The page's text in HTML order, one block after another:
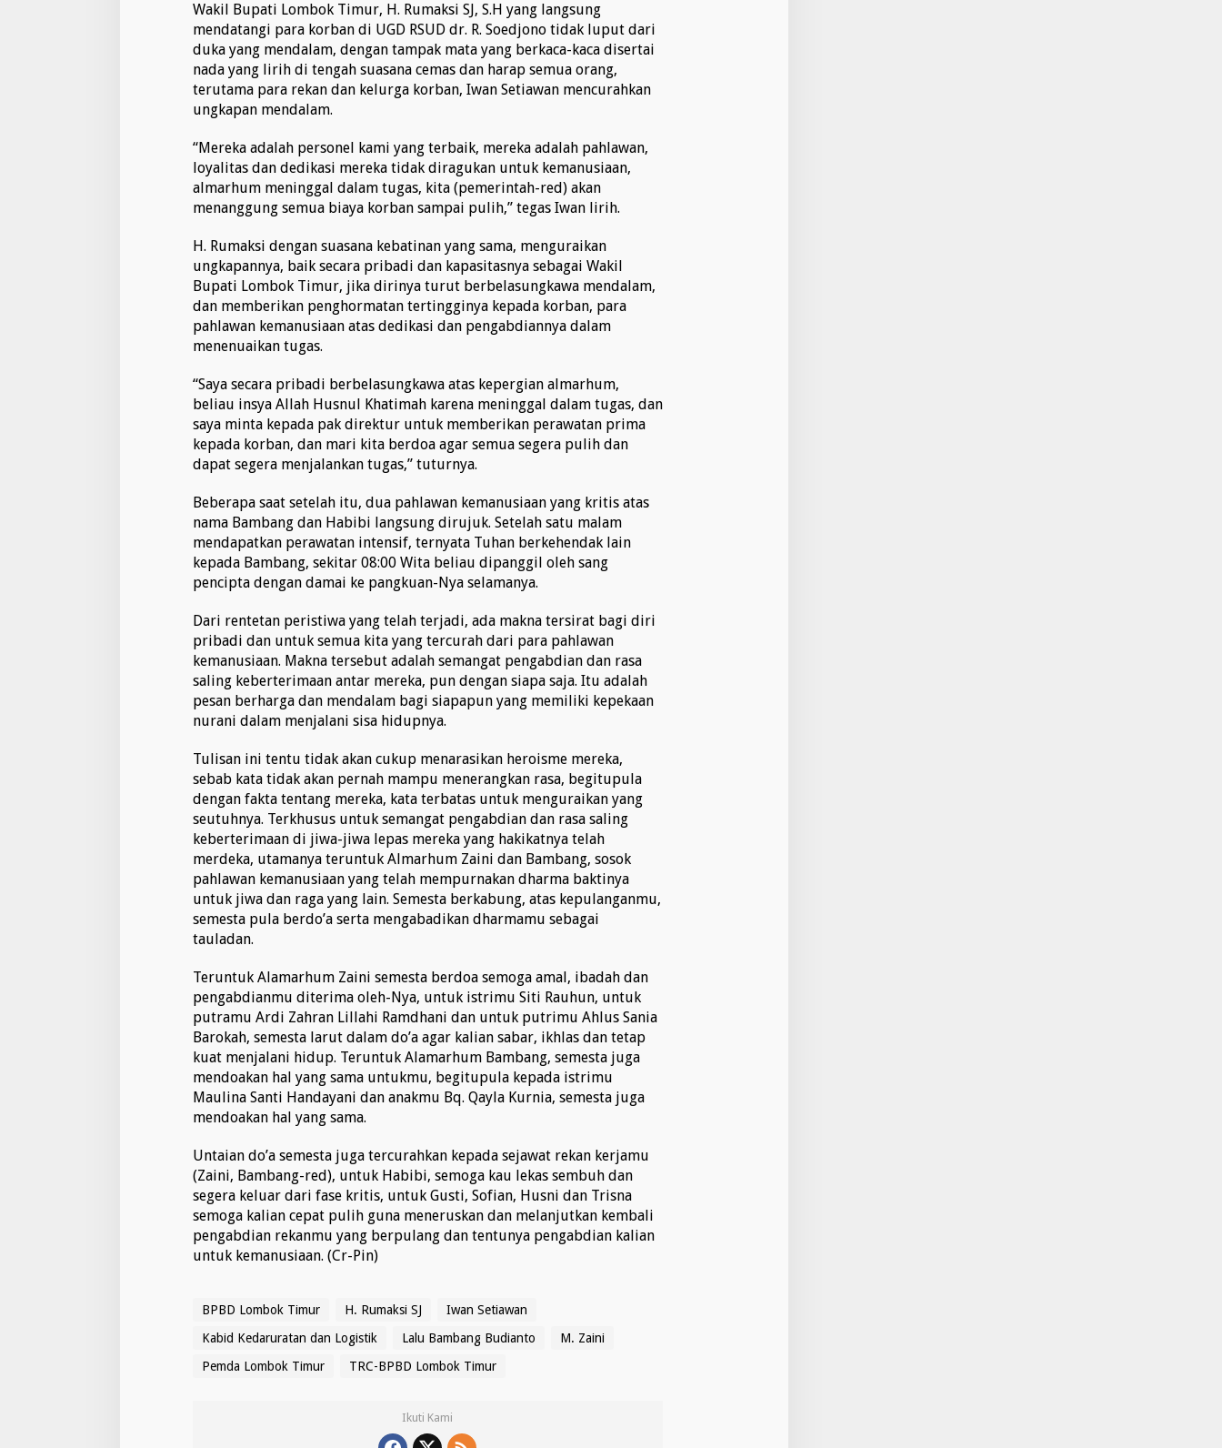
Wakil Bupati Lombok Timur, H. Rumaksi SJ, S.H yang langsung
mendatangi para korban di UGD RSUD dr. R. Soedjono tidak luput dari
duka yang mendalam, dengan tampak mata yang berkaca-kaca disertai
nada yang lirih di tengah suasana cemas dan harap semua orang,
terutama para rekan dan kelurga korban, Iwan Setiawan mencurahkan
ungkapan mendalam.
“Mereka adalah personel kami yang terbaik, mereka adalah pahlawan,
loyalitas dan dedikasi mereka tidak diragukan untuk kemanusiaan,
almarhum meninggal dalam tugas, kita (pemerintah-red) akan
menanggung semua biaya korban sampai pulih,” tegas Iwan lirih.
H. Rumaksi dengan suasana kebatinan yang sama, menguraikan
ungkapannya, baik secara pribadi dan kapasitasnya sebagai Wakil
Bupati Lombok Timur, jika dirinya turut berbelasungkawa mendalam,
dan memberikan penghormatan tertingginya kepada korban, para
pahlawan kemanusiaan atas dedikasi dan pengabdiannya dalam
menenuaikan tugas.
“Saya secara pribadi berbelasungkawa atas kepergian almarhum,
beliau insya Allah Husnul Khatimah karena meninggal dalam tugas, dan
saya minta kepada pak direktur untuk memberikan perawatan prima
kepada korban, dan mari kita berdoa agar semua segera pulih dan
dapat segera menjalankan tugas,” tuturnya.
Beberapa saat setelah itu, dua pahlawan kemanusiaan yang kritis atas
nama Bambang dan Habibi langsung dirujuk. Setelah satu malam
mendapatkan perawatan intensif, ternyata Tuhan berkehendak lain
kepada Bambang, sekitar 08:00 Wita beliau dipanggil oleh sang
pencipta dengan damai ke pangkuan-Nya selamanya.
Dari rentetan peristiwa yang telah terjadi, ada makna tersirat bagi diri
pribadi dan untuk semua kita yang tercurah dari para pahlawan
kemanusiaan. Makna tersebut adalah semangat pengabdian dan rasa
saling keberterimaan antar mereka, pun dengan siapa saja. Itu adalah
pesan berharga dan mendalam bagi siapapun yang memiliki kepekaan
nurani dalam menjalani sisa hidupnya.
Tulisan ini tentu tidak akan cukup menarasikan heroisme mereka,
sebab kata tidak akan pernah mampu menerangkan rasa, begitupula
dengan fakta tentang mereka, kata terbatas untuk menguraikan yang
seutuhnya. Terkhusus untuk semangat pengabdian dan rasa saling
keberterimaan di jiwa-jiwa lepas mereka yang hakikatnya telah
merdeka, utamanya teruntuk Almarhum Zaini dan Bambang, sosok
pahlawan kemanusiaan yang telah mempurnakan dharma baktinya
untuk jiwa dan raga yang lain. Semesta berkabung, atas kepulanganmu,
semesta pula berdo’a serta mengabadikan dharmamu sebagai
tauladan.
Teruntuk Alamarhum Zaini semesta berdoa semoga amal, ibadah dan
pengabdianmu diterima oleh-Nya, untuk istrimu Siti Rauhun, untuk
putramu Ardi Zahran Lillahi Ramdhani dan untuk putrimu Ahlus Sania
Barokah, semesta larut dalam do’a agar kalian sabar, ikhlas dan tetap
kuat menjalani hidup. Teruntuk Alamarhum Bambang, semesta juga
mendoakan hal yang sama untukmu, begitupula kepada istrimu
Maulina Santi Handayani dan anakmu Bq. Qayla Kurnia, semesta juga
mendoakan hal yang sama.
Untaian do’a semesta juga tercurahkan kepada sejawat rekan kerjamu
(Zaini, Bambang-red), untuk Habibi, semoga kau lekas sembuh dan
segera keluar dari fase kritis, untuk Gusti, Sofian, Husni dan Trisna
semoga kalian cepat pulih guna meneruskan dan melanjutkan kembali
pengabdian rekanmu yang berpulang dan tentunya pengabdian kalian
untuk kemanusiaan. (Cr-Pin)
BPBD Lombok Timur H. Rumaksi SJ
Iwan Setiawan
Kabid Kedaruratan dan Logistik
Lalu Bambang Budianto
M. Zaini
Pemda Lombok Timur
TRC-BPBD Lombok Timur
Ikuti Kami